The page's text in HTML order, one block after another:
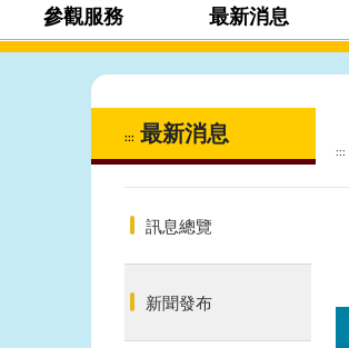
參觀服務 最新消息
::: 最新消息
訊息總覽
新聞發布
:::